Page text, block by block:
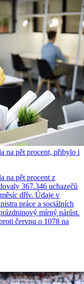
na pět procent, přibylo i
na pět procent z
367.346 uchazečů
dřív. Údaje v
práce a sociálních
mírný nárůst.
červnu o 1078 na